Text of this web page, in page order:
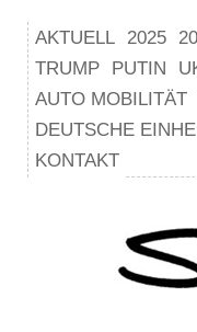
AKTUELL 2025
TRUMP
PUTIN
AUTO MOBILITÄT
DEUTSCHE
KONTAKT